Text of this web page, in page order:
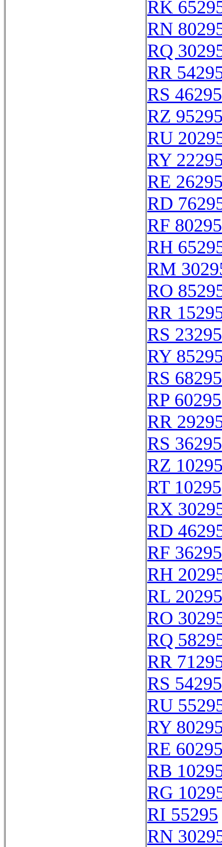
RK
RN
RQ
RR
RS 46295
RZ
RU
RY
RE
RD
RF 80295
RH
RM
RO
RR
RS 23295
RY
RS 68295
RP 60295
RR
RS 36295
RZ
RT 10295
RX
RD
RF 36295
RH
RL 20295
RO
RQ
RR
RS 54295
RU
RY
RE
RB
RG
RI 55295
RN